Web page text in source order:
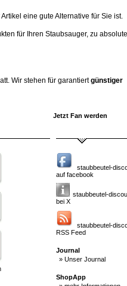
eine gute Alternative für Sie ist.
für Ihren Staubsauger, zu
Wir stehen für garantiertgünstiger
Jetzt Fan werden
staubbeutel-
auf facebook
staubbeutel-
bei X
staubbeutel-
RSS Feed
Journal
» Unser Journal
ShopApp